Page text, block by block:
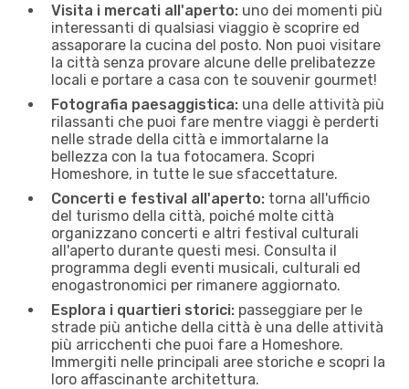
Visita i mercati all'aperto: uno dei momenti più
interessanti di qualsiasi viaggio è scoprire ed
assaporare la cucina del posto. Non puoi visitare
la città senza provare alcune delle prelibatezze
locali e portare a casa con te souvenir gourmet!
Fotografia paesaggistica: una delle attività più
rilassanti che puoi fare mentre viaggi è perderti
nelle strade della città e immortalarne la
bellezza con la tua fotocamera. Scopri
Homeshore, in tutte le sue sfaccettature.
Concerti e festival all'aperto: torna all'ufficio
del turismo della città, poiché molte città
organizzano concerti e altri festival culturali
all'aperto durante questi mesi. Consulta il
programma degli eventi musicali, culturali ed
enogastronomici per rimanere aggiornato.
Esplora i quartieri storici: passeggiare per le
strade più antiche della città è una delle attività
più arricchenti che puoi fare a Homeshore.
Immergiti nelle principali aree storiche e scopri la
loro affascinante architettura.